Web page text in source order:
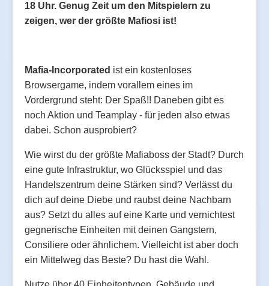
18 Uhr. Genug Zeit um den Mitspielern zu
zeigen, wer der größte Mafiosi ist!
Mafia-Incorporated ist ein kostenloses
Browsergame, indem vorallem eines im
Vordergrund steht: Der Spaß!! Daneben gibt es
noch Aktion und Teamplay - für jeden also etwas
dabei. Schon ausprobiert?
Wie wirst du der größte Mafiaboss der Stadt? Durch
eine gute Infrastruktur, wo Glücksspiel und das
Handelszentrum deine Stärken sind? Verlässt du
dich auf deine Diebe und raubst deine Nachbarn
aus? Setzt du alles auf eine Karte und vernichtest
gegnerische Einheiten mit deinen Gangstern,
Consiliere oder ähnlichem. Vielleicht ist aber doch
ein Mittelweg das Beste? Du hast die Wahl.